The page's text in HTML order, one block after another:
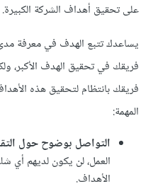
على تحقيق أهداف الشركة الكبيرة.
يساعدك تتبع الهدف في معرفة مدى
فريقك في تحقيق الهدف الأكبر،
فريقك بانتظام لتحقيق هذه
المهمة:
التواصل بوضوح حول
العمل، لن يكون لديهم أي
الأهداف.